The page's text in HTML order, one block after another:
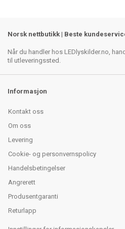
Norsk nettbutikk | Beste
Når du handler hos LEDlyskilder.no,
til utleveringssted.
Informasjon
Kontakt oss
Om oss
Levering
Cookie- og personvernspolicy
Handelsbetingelser
Angrerett
Produsentgaranti
Returlapp